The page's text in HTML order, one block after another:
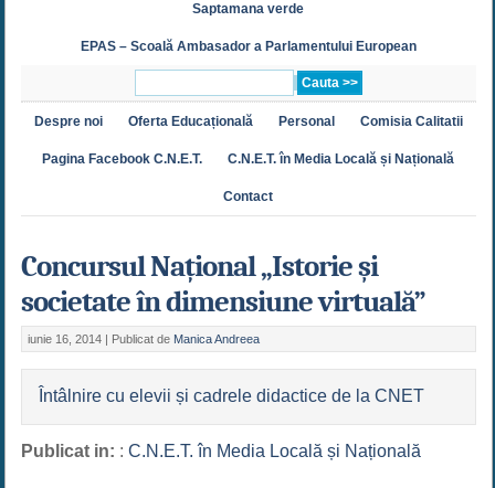
Saptamana verde
EPAS – Scoală Ambasador a Parlamentului European
Despre noi Oferta Educațională Personal Comisia Calitatii
Pagina Facebook C.N.E.T. C.N.E.T. în Media Locală și Națională
Contact
Concursul Național „Istorie şi
societate în dimensiune virtuală”
iunie 16, 2014 | Publicat de Manica Andreea
Întâlnire cu elevii și cadrele didactice de la CNET
Publicat in: : C.N.E.T. în Media Locală și Națională